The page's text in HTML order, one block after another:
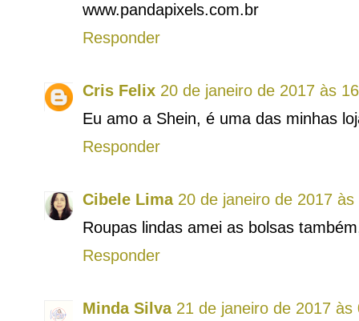
www.pandapixels.com.br
Responder
Cris Felix 20 de janeiro de 2017 às
Eu amo a Shein, é uma das minhas
Responder
Cibele Lima 20 de janeiro de 2017 às
Roupas lindas amei as bolsas
Responder
Minda Silva 21 de janeiro de 2017 às